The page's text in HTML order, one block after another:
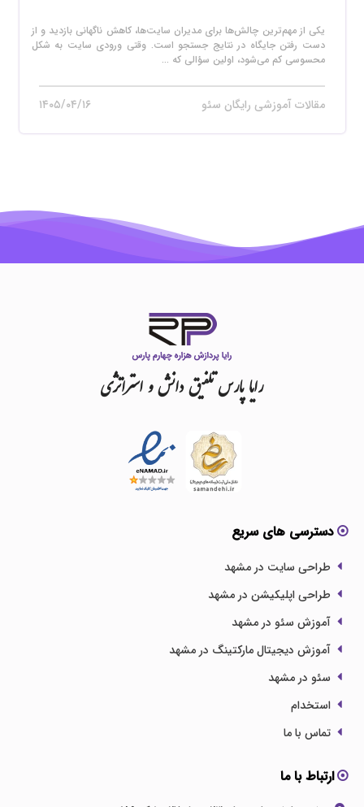
یکی از مهم‌ترین چالش‌ها برای مدیران سایت‌ها، کاهش ناگهانی بازدید و از
دست رفتن جایگاه در نتایج جستجو است. وقتی ورودی سایت به شکل
محسوسی کم می‌شود، اولین سؤالی که ...
مقالات آموزشی رایگان سئو ۱۴۰۵/۰۴/۱۶
رایاپارستلفیقدانشواستراتژی
دسترسی های سریع
طراحی سایت در مشهد
طراحی اپلیکیشن در مشهد
آموزش سئو در مشهد
آموزش دیجیتال مارکتینگ در مشهد
سئو در مشهد
استخدام
تماس با ما
ارتباط با ما